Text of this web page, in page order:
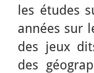
les études
années sur
des jeux
des